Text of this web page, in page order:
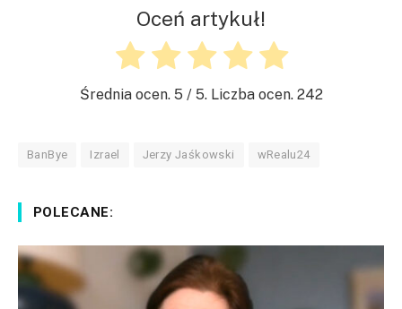
Oceń artykuł!
Średnia ocen. 5 / 5. Liczba ocen. 242
BanBye Izrael Jerzy Jaśkowski wRealu24
POLECANE: